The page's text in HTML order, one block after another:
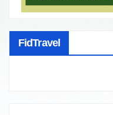
FidTravel